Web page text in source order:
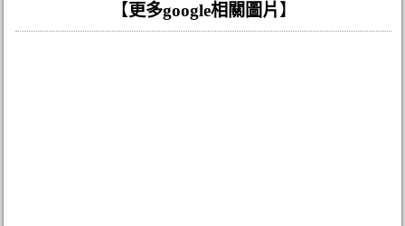
【 更多google相關圖片 】